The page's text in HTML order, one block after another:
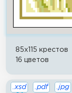
85x115 крестов
16 цветов
.xsd .pdf .jpg